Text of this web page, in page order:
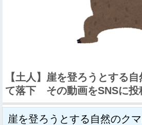
【土人】崖を登ろうとする
て落下 その動画をSNSに投
崖を登ろうとする自然のク